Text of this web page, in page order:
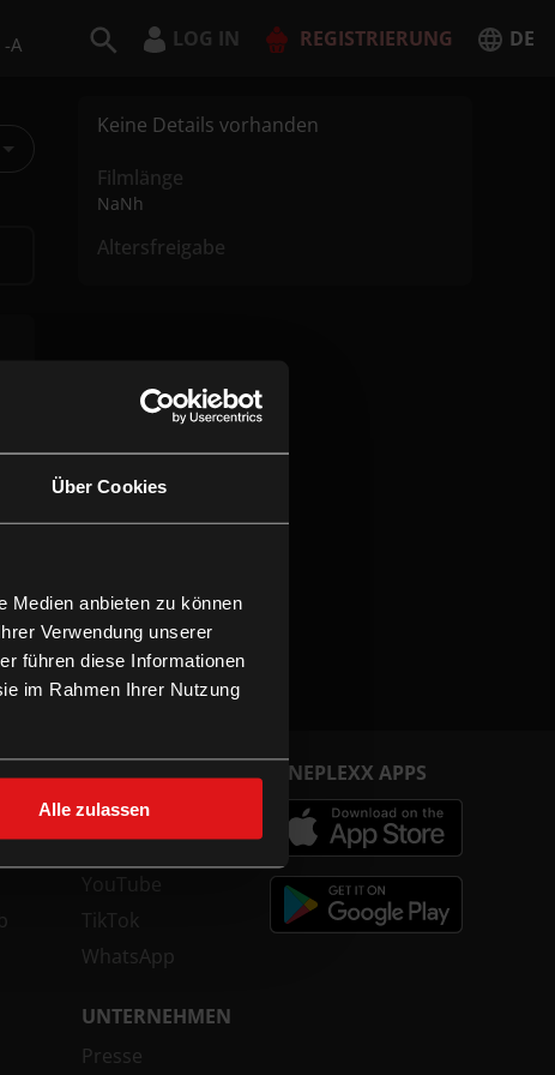
Über Cookies
Medien anbieten zu können
Verwendung unserer
führen diese Informationen
im Rahmen Ihrer Nutzung
Alle zulassen
-A LOG IN REGISTRIERUNG DE
Keine Details vorhanden
Filmlänge
NaNh
Altersfreigabe
FOLGE UNS
Facebook
Instagram
YouTube
TikTok
WhatsApp
UNTERNEHMEN
Presse
CINEPLEXX APPS